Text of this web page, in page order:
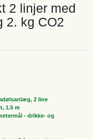
2 linjer med
2. kg CO2
2 line
1.5 m
- drikke- og